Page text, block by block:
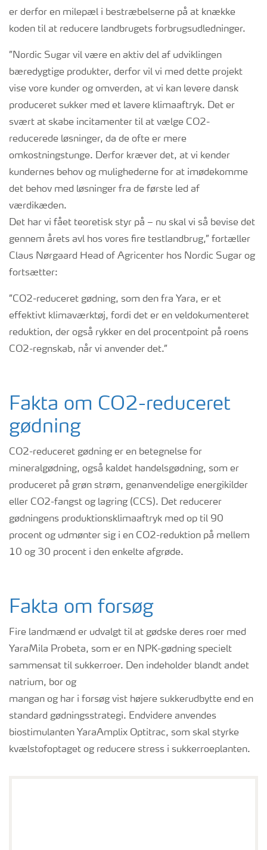
er derfor en milepæl i bestræbelserne på at knække
koden til at reducere landbrugets forbrugsudledninger.
”Nordic Sugar vil være en aktiv del af udviklingen
bæredygtige produkter, derfor vil vi med dette projekt
vise vore kunder og omverden, at vi kan levere dansk
produceret sukker med et lavere klimaaftryk. Det er
svært at skabe incitamenter til at vælge CO2-
reducerede løsninger, da de ofte er mere
omkostningstunge. Derfor kræver det, at vi kender
kundernes behov og mulighederne for at imødekomme
det behov med løsninger fra de første led af
værdikæden.
Det har vi fået teoretisk styr på – nu skal vi så bevise det
gennem årets avl hos vores fire testlandbrug,” fortæller
Claus Nørgaard Head of Agricenter hos Nordic Sugar og
fortsætter:
”CO2-reduceret gødning, som den fra Yara, er et
effektivt klimaværktøj, fordi det er en veldokumenteret
reduktion, der også rykker en del procentpoint på roens
CO2-regnskab, når vi anvender det.”
Fakta om CO2-reduceret
gødning
CO2-reduceret gødning er en betegnelse for
mineralgødning, også kaldet handelsgødning, som er
produceret på grøn strøm, genanvendelige energikilder
eller CO2-fangst og lagring (CCS). Det reducerer
gødningens produktionsklimaaftryk med op til 90
procent og udmønter sig i en CO2-reduktion på mellem
10 og 30 procent i den enkelte afgrøde.
Fakta om forsøg
Fire landmænd er udvalgt til at gødske deres roer med
YaraMila Probeta, som er en NPK-gødning specielt
sammensat til sukkerroer. Den indeholder blandt andet
natrium, bor og
mangan og har i forsøg vist højere sukkerudbytte end en
standard gødningsstrategi. Endvidere anvendes
biostimulanten YaraAmplix Optitrac, som skal styrke
kvælstofoptaget og reducere stress i sukkerroeplanten.